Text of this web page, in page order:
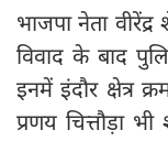
भाजपा नेता
विवाद के बाद
इनमें इंदौर क्षेत्र
प्रणय चित्तौड़ा